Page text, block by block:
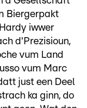
Biergerpakt
iwwer
d'Prezisioun,
vum Land
vum Marc
just een Deel
ka ginn, do